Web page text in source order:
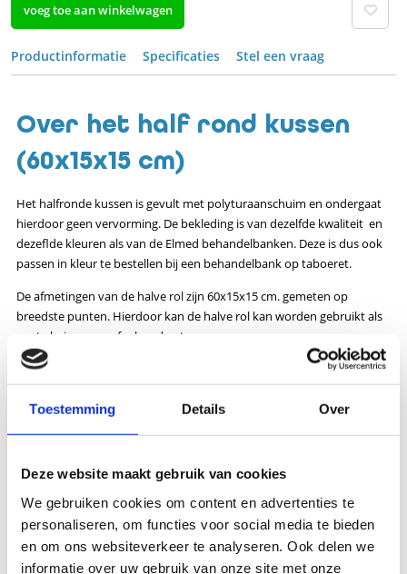
Toestemming Details Over
Deze website maakt gebruik van cookies
We gebruiken cookies om content en advertenties te
personaliseren, om functies voor social media te bieden
en om ons websiteverkeer te analyseren. Ook delen we
informatie over uw gebruik van onze site met onze
voeg toe aan winkelwagen
Productinformatie Specificaties Stel een vraag
Over het half rond kussen
(60x15x15 cm)
Het halfronde kussen is gevult met polyturaanschuim en ondergaat
hierdoor geen vervorming. De bekleding is van dezelfde kwaliteit en
dezeflde kleuren als van de Elmed behandelbanken. Deze is dus ook
passen in kleur te bestellen bij een behandelbank op taboeret.
De afmetingen van de halve rol zijn 60x15x15 cm. gemeten op
breedste punten. Hierdoor kan de halve rol kan worden gebruikt als
voet-, knie-, arm- of schoudersteun.
Specificaties
Artikelnummer
116-HR-6015
Merk
Meden Inmed
Lengte
60 cm
Breedte
15 cm